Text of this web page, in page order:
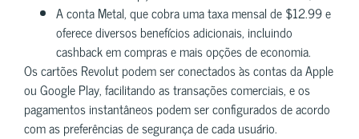
A conta Metal, que cobra uma taxa mensal de $12.99 e
oferece diversos benefícios adicionais, incluindo
cashback em compras e mais opções de economia.
Os cartões Revolut podem ser conectados às contas da Apple
ou Google Play, facilitando as transações comerciais, e os
pagamentos instantâneos podem ser configurados de acordo
com as preferências de segurança de cada usuário.